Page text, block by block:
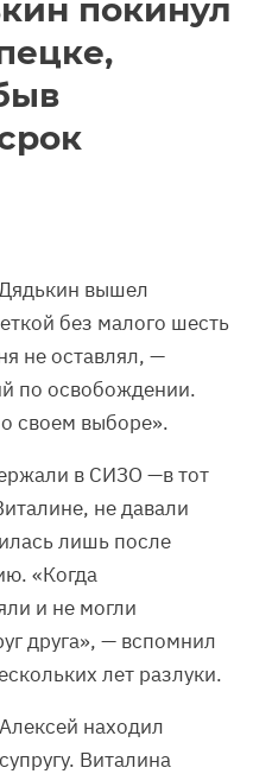
покинул
вышел
без малого шесть
не оставлял, —
по освобождении.
своем выборе».
в СИЗО —в тот
не давали
лишь после
«Когда
и не могли
друга», — вспомнил
лет разлуки.
находил
Виталина